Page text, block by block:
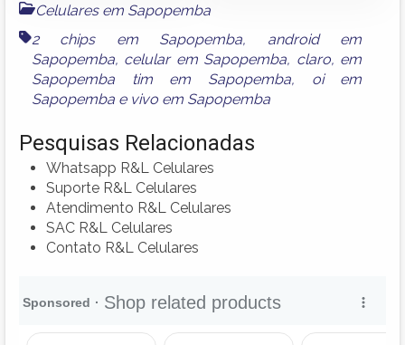
Celulares em Sapopemba
2 chips em Sapopemba, android em
Sapopemba, celular em Sapopemba, claro, em
Sapopemba tim em Sapopemba, oi em
Sapopemba e vivo em Sapopemba
Pesquisas Relacionadas
Whatsapp R&L Celulares
Suporte R&L Celulares
Atendimento R&L Celulares
SAC R&L Celulares
Contato R&L Celulares